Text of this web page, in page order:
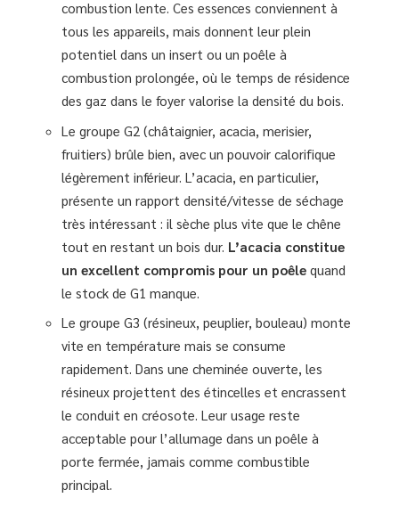
combustion lente. Ces essences conviennent à
tous les appareils, mais donnent leur plein
potentiel dans un insert ou un poêle à
combustion prolongée, où le temps de résidence
des gaz dans le foyer valorise la densité du bois.
Le groupe G2 (châtaignier, acacia, merisier,
fruitiers) brûle bien, avec un pouvoir calorifique
légèrement inférieur. L’acacia, en particulier,
présente un rapport densité/vitesse de séchage
très intéressant : il sèche plus vite que le chêne
tout en restant un bois dur. L’acacia constitue
un excellent compromis pour un poêle quand
le stock de G1 manque.
Le groupe G3 (résineux, peuplier, bouleau) monte
vite en température mais se consume
rapidement. Dans une cheminée ouverte, les
résineux projettent des étincelles et encrassent
le conduit en créosote. Leur usage reste
acceptable pour l’allumage dans un poêle à
porte fermée, jamais comme combustible
principal.